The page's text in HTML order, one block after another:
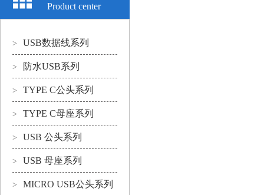
Product center
> USB数据线系列
> 防水USB系列
> TYPE C公头系列
> TYPE C母座系列
> USB 公头系列
> USB 母座系列
> MICRO USB公头系列